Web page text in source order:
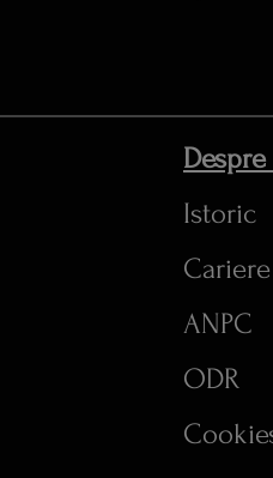
Istoric
Cariere
ANPC
ODR